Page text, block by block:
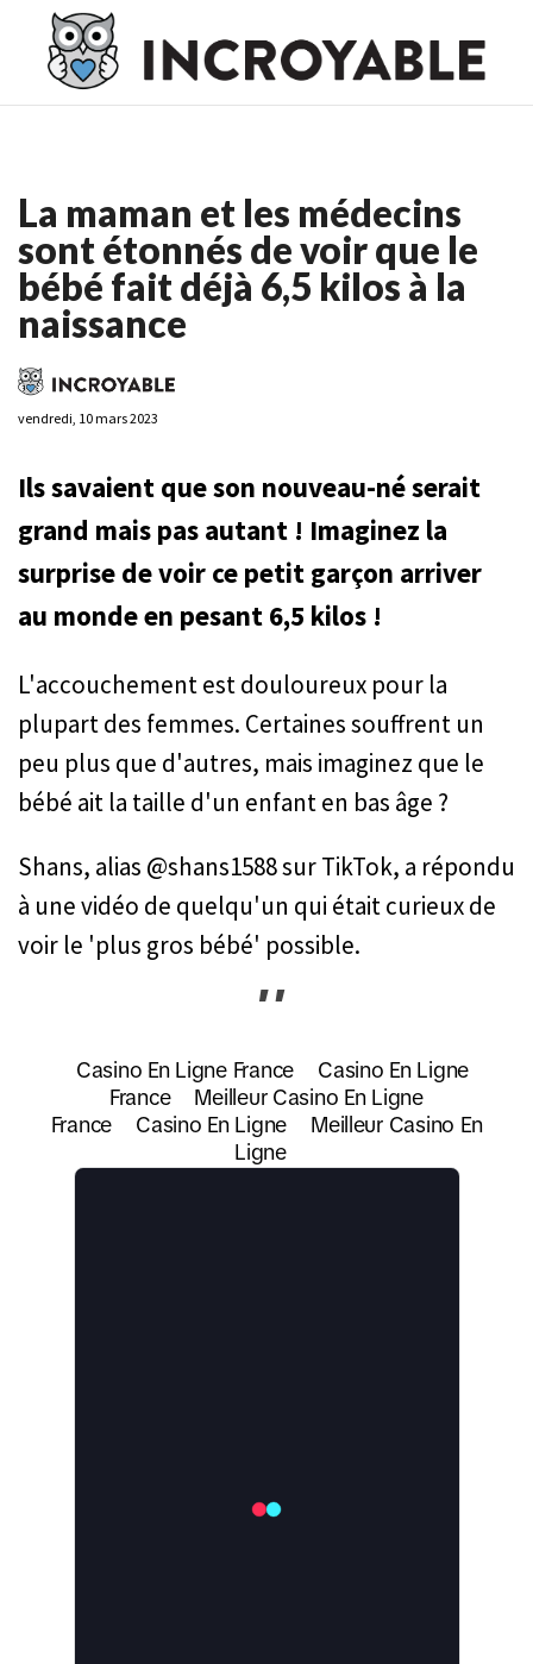
Casino En Ligne France
Casino En Ligne France
Ligne
La maman et les médecins
sont étonnés de voir que le
bébé fait déjà 6,5 kilos à la
naissance
vendredi, 10 mars 2023
Ils savaient que son nouveau-né serait
grand mais pas autant ! Imaginez la
surprise de voir ce petit garçon arriver
au monde en pesant 6,5 kilos !
L'accouchement est douloureux pour la
plupart des femmes. Certaines souffrent un
peu plus que d'autres, mais imaginez que le
bébé ait la taille d'un enfant en bas âge ?
Shans, alias @shans1588 sur TikTok, a répondu
à une vidéo de quelqu'un qui était curieux de
voir le 'plus gros bébé' possible.